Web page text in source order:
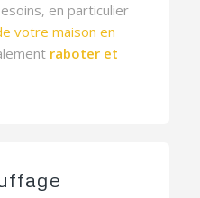
en particulier
votre maison en
raboter et